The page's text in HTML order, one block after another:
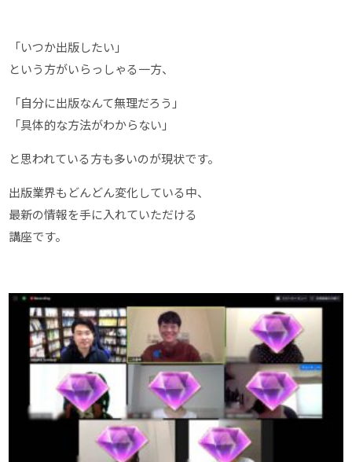
「いつか出版したい」
という方がいらっしゃる一方、
「自分に出版なんて無理だろう」
「具体的な方法がわからない」
と思われている方も多いのが現状です。
出版業界もどんどん変化している中、
最新の情報を手に入れていただける
講座です。